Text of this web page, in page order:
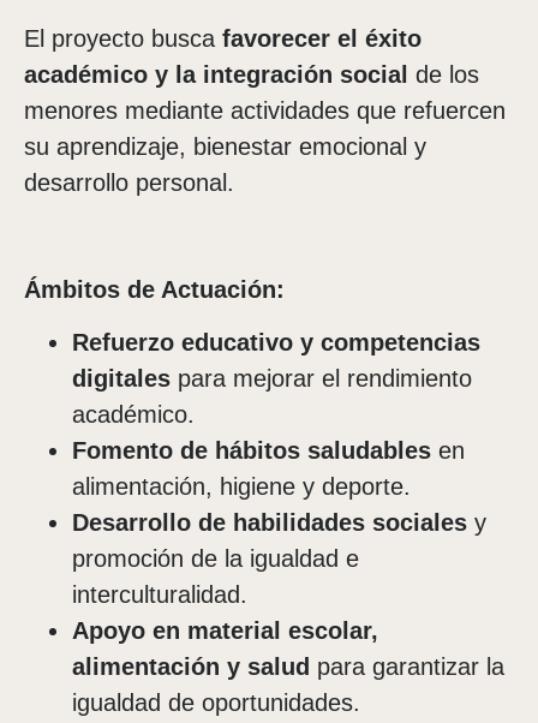
El proyecto busca favorecer el éxito
académico y la integración social de los
menores mediante actividades que refuercen
su aprendizaje, bienestar emocional y
desarrollo personal.
Ámbitos de Actuación:
Refuerzo educativo y competencias
digitales para mejorar el rendimiento
académico.
Fomento de hábitos saludables en
alimentación, higiene y deporte.
Desarrollo de habilidades sociales y
promoción de la igualdad e
interculturalidad.
Apoyo en material escolar,
alimentación y salud para garantizar la
igualdad de oportunidades.